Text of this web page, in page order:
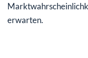
erwarten.